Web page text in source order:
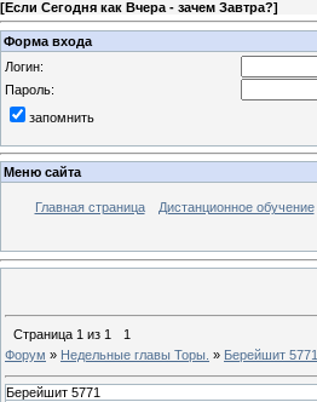
[Если Сегодня как Вчера - зачем Завтра?]
Форма входа
Логин:
Пароль:
запомнить
Меню сайта
Главная страница Дистанционное обучение
Страница 1 из 1
1
Форум » Недельные главы Торы. » Берейшит 5771
Берейшит 5771